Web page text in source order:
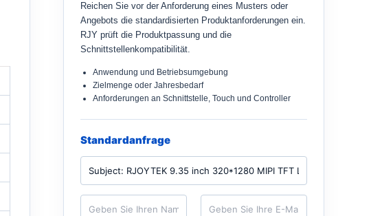
Reichen Sie vor der Anforderung eines Musters oder
Angebots die standardisierten Produktanforderungen ein.
RJY prüft die Produktpassung und die
Schnittstellenkompatibilität.
Anwendung und Betriebsumgebung
Zielmenge oder Jahresbedarf
Anforderungen an Schnittstelle, Touch und Controller
Standardanfrage
P
o
d
N
E